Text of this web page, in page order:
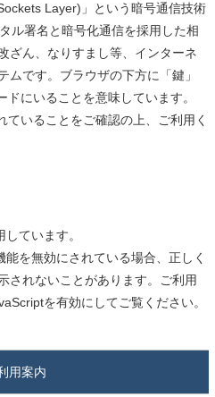
Layer)」という暗号通信技術
ル署名と暗号化通信を採用した相
ざん、なりすまし等、インターネ
ムです。ブラウザの下方に「鍵」
にいることを意味しています。
ていることをご確認の上、ご利用く
ています。
を無効にされている場合、正しく
されないことがあります。ご利用
を有効にしてご覧ください。
用案内